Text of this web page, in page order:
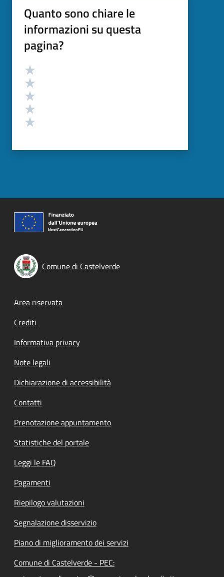
Quanto sono chiare le
informazioni su questa
pagina?
Valutazione
Comune di Castelverde
Footer menu
Area riservata
Crediti
Informativa privacy
Note legali
Dichiarazione di accessibilità
Contatti
Prenotazione appuntamento
Statistiche del portale
Leggi le FAQ
Pagamenti
Riepilogo valutazioni
Segnalazione disservizio
Piano di miglioramento dei servizi
Comune di Castelverde - PEC: